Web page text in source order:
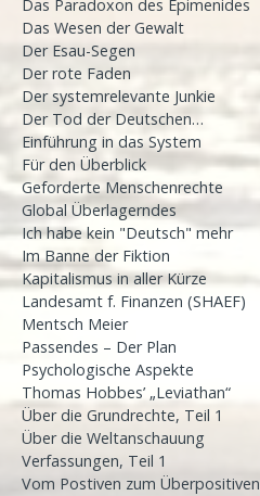
Das Paradoxon des Epimenides
Das Wesen der Gewalt
Der Esau-Segen
Der rote Faden
Der systemrelevante Junkie
Der Tod der Deutschen…
Einführung in das System
Für den Überblick
Geforderte Menschenrechte
Global Überlagerndes
Ich habe kein "Deutsch" mehr
Im Banne der Fiktion
Kapitalismus in aller Kürze
Landesamt f. Finanzen (SHAEF)
Mentsch Meier
Passendes – Der Plan
Psychologische Aspekte
Thomas Hobbes’ „Leviathan“
Über die Grundrechte, Teil 1
Über die Weltanschauung
Verfassungen, Teil 1
Vom Postiven zum Überpositiven